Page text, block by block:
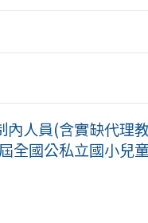
人員(含實缺代理
全國公私立國小兒